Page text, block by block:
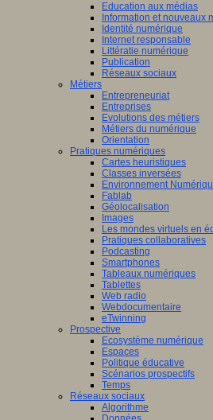
Education aux médias
Information et nouveaux
Identité numérique
Internet responsable
Littératie numérique
Publication
Réseaux sociaux
Métiers
Entrepreneuriat
Entreprises
Evolutions des métiers
Métiers du numérique
Orientation
Pratiques numériques
Cartes heuristiques
Classes inversées
Environnement
Fablab
Géolocalisation
Images
Les mondes virtuels en
Pratiques collaboratives
Podcasting
Smartphones
Tableaux numériques
Tablettes
Web radio
Webdocumentaire
eTwinning
Prospective
Ecosystème numérique
Espaces
Politique éducative
Scénarios prospectifs
Temps
Réseaux sociaux
Algorithme